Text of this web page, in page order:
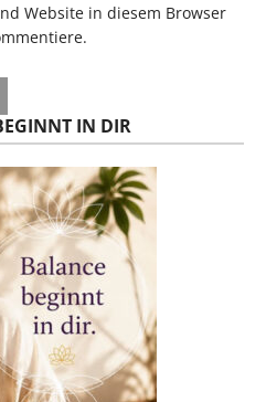
Website in diesem Browser
IN DIR